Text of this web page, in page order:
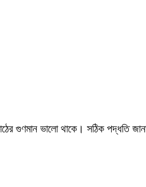
গুণমান ভালো থাকে। সঠিক পদ্ধতি